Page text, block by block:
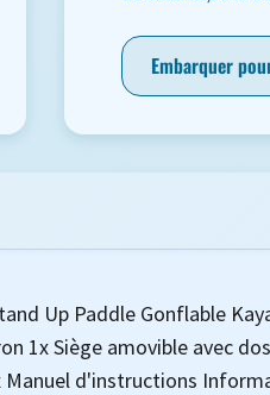
Embarquer
Up Paddle Gonflable
1x Siège amovible avec
Manuel d'instructions